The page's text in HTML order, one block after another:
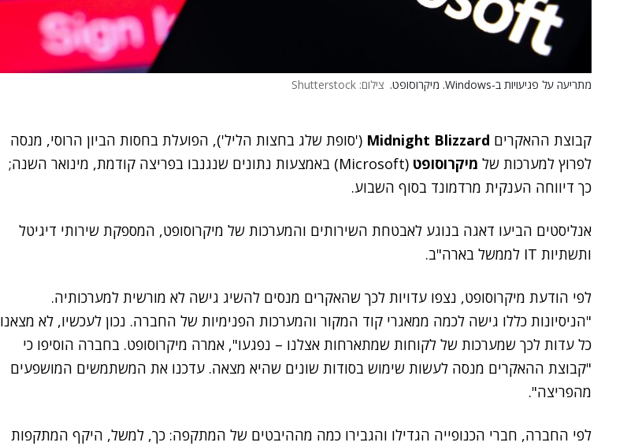
מתריעה על פגיעויות ב-Windows. מיקרוסופט. צילום: Shutterstock
קבוצת ההאקרים Midnight Blizzard ('סופת שלג בחצות הליל'), הפועלת בחסות הביון הרוסי, מנסה
לפרוץ למערכות של מיקרוסופט
(Microsoft) באמצעות נתונים שנגנבו בפריצה קודמת, מינואר השנה;
כך דיווחה הענקית מרדמונד בסוף השבוע.
אנליסטים הביעו דאגה בנוגע לאבטחת השירותים והמערכות של מיקרוסופט, המספקת שירותי דיגיטל
ותשתיות IT לממשל בארה"ב.
לפי הודעת מיקרוסופט, נצפו עדויות לכך שהאקרים מנסים להשיג גישה לא מורשית למערכותיה.
"הניסיונות כללו גישה לכמה ממאגרי קוד המקור והמערכות הפנימיות של החברה. נכון לעכשיו, לא מצאנו
כל עדות לכך שמערכות של לקוחות שמתארחות אצלנו – נפגעו", אמרה מיקרוסופט. בחברה הוסיפו כי
"קבוצת ההאקרים מנסה לעשות שימוש בסודות שונים שהיא מצאה. עדכנו את המשתמשים המושפעים
מהפריצה".
לפי החברה, חברי הכנופייה הגדילו והגבירו כמה מההיבטים של המתקפה: כך, למשל, היקף המתקפות